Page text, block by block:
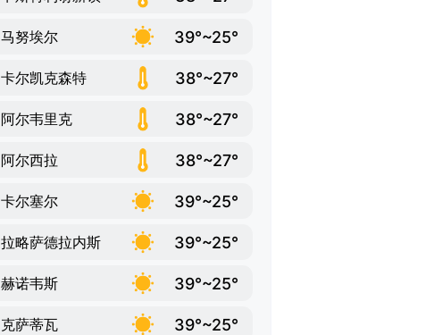
马努埃尔 39°~25°
卡尔凯克森特 38°~27°
阿尔韦里克 38°~27°
阿尔西拉 38°~27°
卡尔塞尔 39°~25°
拉略萨德拉内斯 39°~25°
赫诺韦斯 39°~25°
克萨蒂瓦 39°~25°